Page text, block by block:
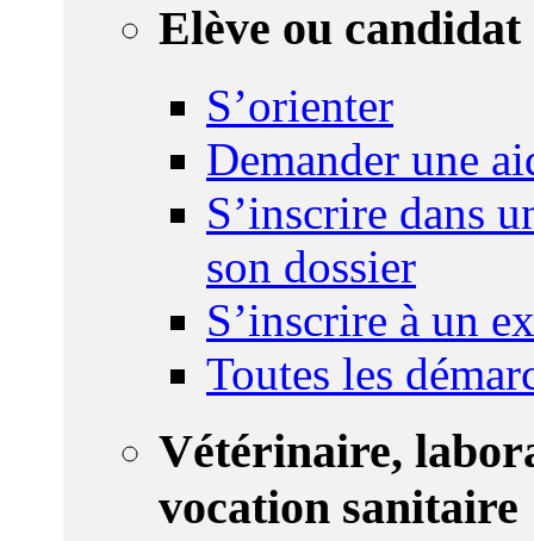
Elève ou candidat
S’orienter
Demander une
S’inscrire dans
son dossier
S’inscrire à un
Toutes les
Vétérinaire,
vocation sanitaire